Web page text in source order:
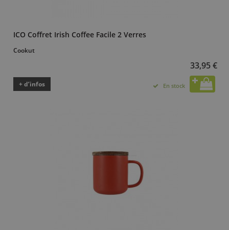
ICO Coffret Irish Coffee Facile 2 Verres
Cookut
33,95 €
+ d’infos En stock